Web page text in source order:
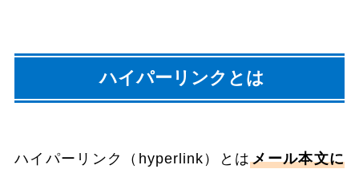
ハイパーリンクとは
ハイパーリンク（hyperlink）とはメール本文に